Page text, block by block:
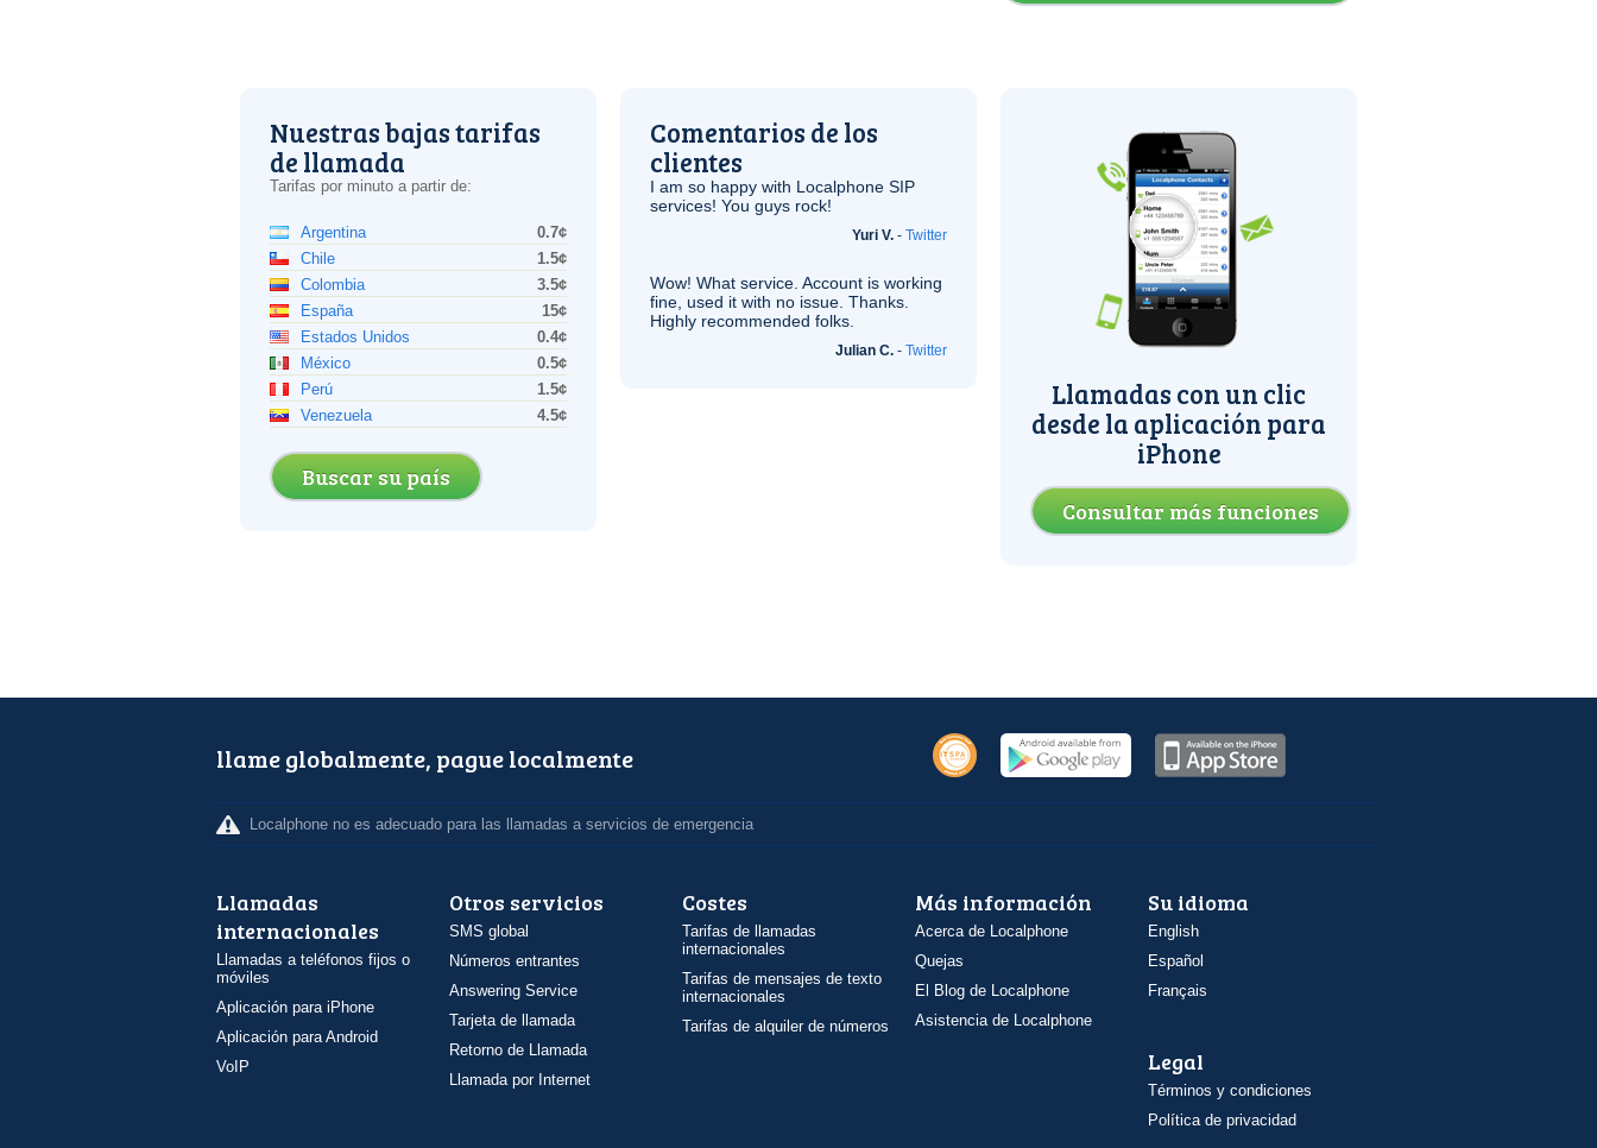
Nuestras bajas tarifas
de llamada
Tarifas por minuto a partir de:
Argentina
0.7¢
Chile
1.5¢
Colombia
3.5¢
España
15¢
Estados Unidos
0.4¢
México
0.5¢
Perú
1.5¢
Venezuela
4.5¢
Buscar su país
Comentarios de los
clientes
I am so happy with Localphone SIP
services! You guys rock!
Yuri V. - Twitter
Wow! What service. Account is working
fine, used it with no issue. Thanks.
Highly recommended folks.
Julian C. - Twitter
Llamadas con un clic
desde la aplicación para
iPhone
Consultar más funciones
llame globalmente, pague localmente
Localphone no es adecuado para las llamadas a servicios de emergencia
Llamadas
internacionales
Llamadas a teléfonos fijos o
móviles
Aplicación para iPhone
Aplicación para Android
VoIP
Otros servicios
SMS global
Números entrantes
Answering Service
Tarjeta de llamada
Retorno de Llamada
Llamada por Internet
Costes
Tarifas de llamadas
internacionales
Tarifas de mensajes de texto
internacionales
Tarifas de alquiler de números
Más información
Acerca de Localphone
Quejas
El Blog de Localphone
Asistencia de Localphone
Su idioma
English
Español
Français
Legal
Términos y condiciones
Política de privacidad